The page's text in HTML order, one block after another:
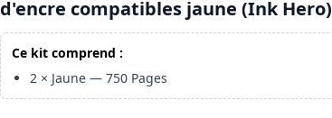
d'encre compatibles jaune (Ink Hero)
Ce kit comprend :
2 × Jaune —750 Pages